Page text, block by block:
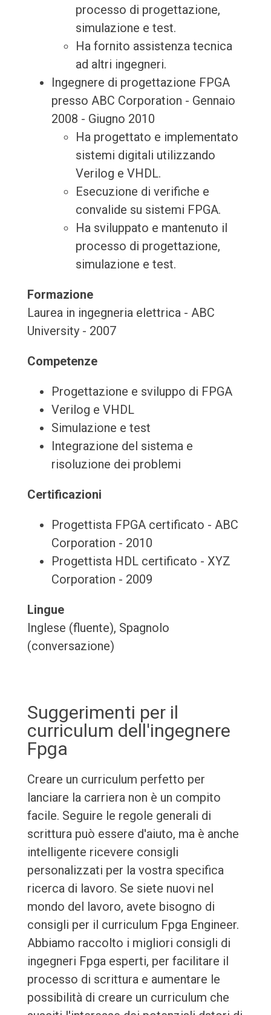
processo di progettazione,
simulazione e test.
Ha fornito assistenza tecnica
ad altri ingegneri.
Ingegnere di progettazione FPGA
presso ABC Corporation - Gennaio
2008 - Giugno 2010
Ha progettato e implementato
sistemi digitali utilizzando
Verilog e VHDL.
Esecuzione di verifiche e
convalide su sistemi FPGA.
Ha sviluppato e mantenuto il
processo di progettazione,
simulazione e test.
Formazione
Laurea in ingegneria elettrica - ABC
University - 2007
Competenze
Progettazione e sviluppo di FPGA
Verilog e VHDL
Simulazione e test
Integrazione del sistema e
risoluzione dei problemi
Certificazioni
Progettista FPGA certificato - ABC
Corporation - 2010
Progettista HDL certificato - XYZ
Corporation - 2009
Lingue
Inglese (fluente), Spagnolo
(conversazione)
Suggerimenti per il
curriculum dell'ingegnere
Fpga
Creare un curriculum perfetto per
lanciare la carriera non è un compito
facile. Seguire le regole generali di
scrittura può essere d'aiuto, ma è anche
intelligente ricevere consigli
personalizzati per la vostra specifica
ricerca di lavoro. Se siete nuovi nel
mondo del lavoro, avete bisogno di
consigli per il curriculum Fpga Engineer.
Abbiamo raccolto i migliori consigli di
ingegneri Fpga esperti, per facilitare il
processo di scrittura e aumentare le
possibilità di creare un curriculum che